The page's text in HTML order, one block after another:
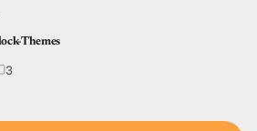
Themes
3
comments